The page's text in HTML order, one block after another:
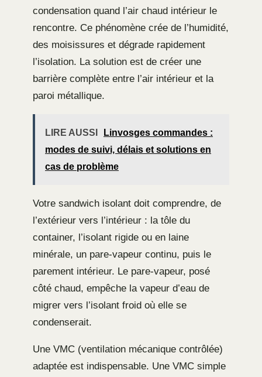
condensation quand l’air chaud intérieur le
rencontre. Ce phénomène crée de l’humidité,
des moisissures et dégrade rapidement
l’isolation. La solution est de créer une
barrière complète entre l’air intérieur et la
paroi métallique.
LIRE AUSSI
Linvosges commandes :
modes de suivi, délais et solutions en
cas de problème
Votre sandwich isolant doit comprendre, de
l’extérieur vers l’intérieur : la tôle du
container, l’isolant rigide ou en laine
minérale, un pare-vapeur continu, puis le
parement intérieur. Le pare-vapeur, posé
côté chaud, empêche la vapeur d’eau de
migrer vers l’isolant froid où elle se
condenserait.
Une VMC (ventilation mécanique contrôlée)
adaptée est indispensable. Une VMC simple